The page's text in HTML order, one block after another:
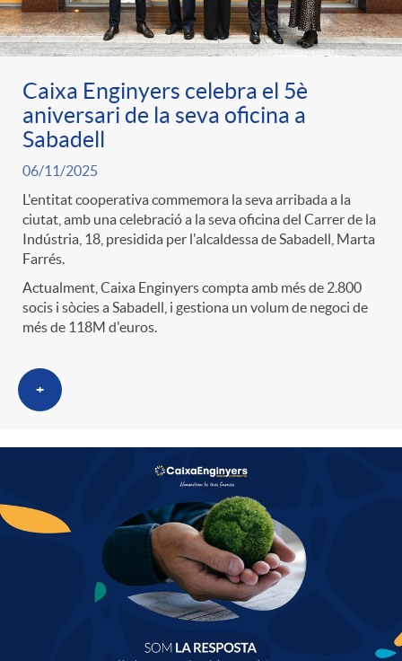
r
a
S
a
l
a
d
e
p
p
e
r
c
a
t
e
g
o
e
n
i
d
o
A
n
c
l
i
c
a
d
o
d
c
Caixa Enginyers celebra el 5è
aniversari de la seva oficina a
Sabadell
06/11/2025
L'entitat cooperativa commemora la seva arribada a la
ciutat, amb una celebració a la seva oficina del Carrer de la
Indústria, 18, presidida per l'alcaldessa de Sabadell, Marta
Farrés.
Actualment, Caixa Enginyers compta amb més de 2.800
socis i sòcies a Sabadell, i gestiona un volum de negoci de
més de 118M d'euros.
+